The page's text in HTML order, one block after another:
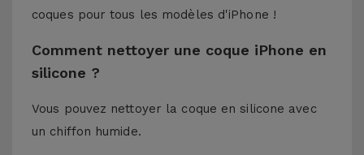
coques pour tous les modèles d'iPhone !
Comment nettoyer une coque iPhone en
silicone ?
Vous pouvez nettoyer la coque en silicone avec
un chiffon humide.